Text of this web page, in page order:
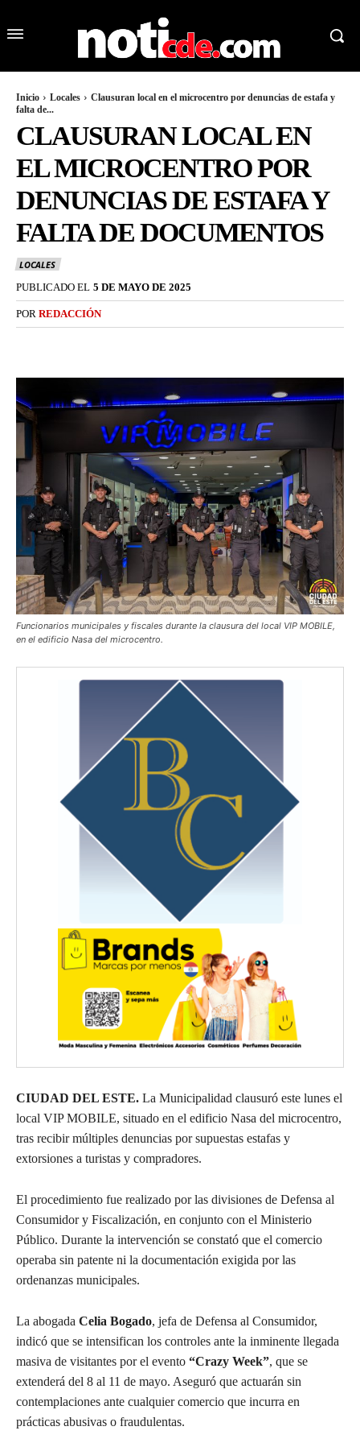
Inicio Locales
Clausuran local en el microcentro por denuncias de estafa y
falta de...
CLAUSURAN LOCAL EN
EL MICROCENTRO POR
DENUNCIAS DE ESTAFA Y
FALTA DE DOCUMENTOS
LOCALES
PUBLICADO EL 5 DE MAYO DE 2025
POR REDACCIÓN
Funcionarios municipales y fiscales durante la clausura del local VIP MOBILE,
en el edificio Nasa del microcentro.
CIUDAD DEL ESTE. La Municipalidad clausuró este lunes el
local VIP MOBILE, situado en el edificio Nasa del microcentro,
tras recibir múltiples denuncias por supuestas estafas y
extorsiones a turistas y compradores.
El procedimiento fue realizado por las divisiones de Defensa al
Consumidor y Fiscalización, en conjunto con el Ministerio
Público. Durante la intervención se constató que el comercio
operaba sin patente ni la documentación exigida por las
ordenanzas municipales.
La abogada Celia Bogado, jefa de Defensa al Consumidor,
indicó que se intensifican los controles ante la inminente llegada
masiva de visitantes por el evento “Crazy Week”, que se
extenderá del 8 al 11 de mayo. Aseguró que actuarán sin
contemplaciones ante cualquier comercio que incurra en
prácticas abusivas o fraudulentas.